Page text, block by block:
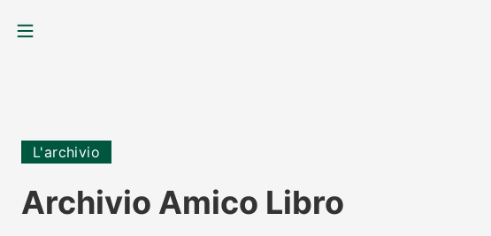
MENU
L'archivio
Archivio Amico Libro